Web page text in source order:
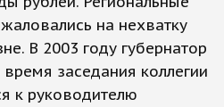
на нехватку
В 2003 году губернатор
заседания коллегии
к руководителю